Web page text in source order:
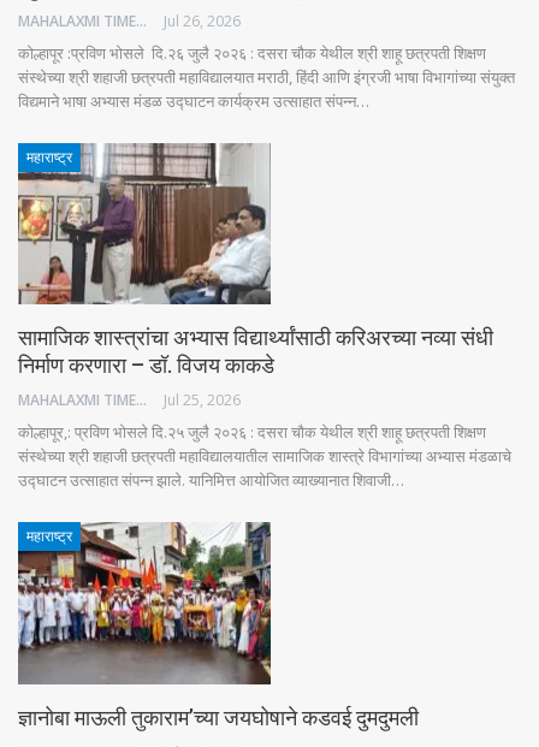
MAHALAXMI TIMES Jul 26, 2026
कोल्हापूर :प्रविण भोसले दि.२६ जुलै २०२६ : दसरा चौक येथील श्री शाहू छत्रपती शिक्षण
संस्थेच्या श्री शहाजी छत्रपती महाविद्यालयात मराठी, हिंदी आणि इंग्रजी भाषा विभागांच्या संयुक्त
विद्यमाने भाषा अभ्यास मंडळ उद्घाटन कार्यक्रम उत्साहात संपन्न…
महाराष्ट्र
सामाजिक शास्त्रांचा अभ्यास विद्यार्थ्यांसाठी करिअरच्या नव्या संधी
निर्माण करणारा – डॉ. विजय काकडे
MAHALAXMI TIMES Jul 25, 2026
कोल्हापूर,: प्रविण भोसले दि.२५ जुलै २०२६ : दसरा चौक येथील श्री शाहू छत्रपती शिक्षण
संस्थेच्या श्री शहाजी छत्रपती महाविद्यालयातील सामाजिक शास्त्रे विभागांच्या अभ्यास मंडळाचे
उद्घाटन उत्साहात संपन्न झाले. यानिमित्त आयोजित व्याख्यानात शिवाजी…
महाराष्ट्र
ज्ञानोबा माऊली तुकाराम’च्या जयघोषाने कडवई दुमदुमली